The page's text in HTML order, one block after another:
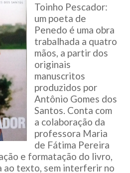
Toinho Pescador:
um poeta de
Penedo é uma obra
trabalhada a quatro
mãos, a partir dos
originais
manuscritos
produzidos por
Antônio Gomes dos
Santos. Conta com
a colaboração da
professora Maria
de Fátima Pereira
e formatação do livro,
ao texto, sem interferir no